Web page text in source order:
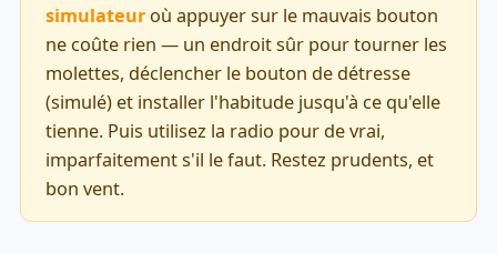
simulateur où appuyer sur le mauvais bouton
ne coûte rien — un endroit sûr pour tourner les
molettes, déclencher le bouton de détresse
(simulé) et installer l'habitude jusqu'à ce qu'elle
tienne. Puis utilisez la radio pour de vrai,
imparfaitement s'il le faut. Restez prudents, et
bon vent.